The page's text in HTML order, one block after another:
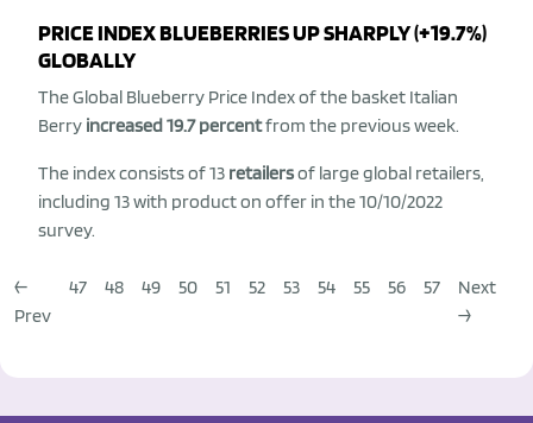
PRICE INDEX BLUEBERRIES UP SHARPLY (+19.7%)
GLOBALLY
The Global Blueberry Price Index of the basket Italian
Berry increased 19.7 percentfrom the previous week.
The index consists of 13 retailersof large global retailers,
including 13 with product on offer in the 10/10/2022
survey.
←
Prev
47 48 49 50 51 52 53 54 55 56 57
Next
→